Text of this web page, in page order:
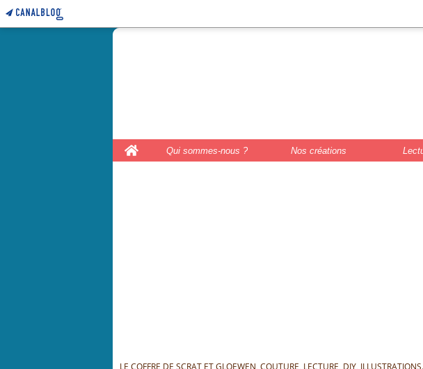
Home
Qui sommes-nous ? Nos créations
LE COFFRE DE SCRAT ET GLOEWEN, COUTURE, LECTURE, DIY,